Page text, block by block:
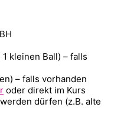
kleinen Ball) – falls
– falls vorhanden
oder direkt im Kurs
dürfen (z.B. alte